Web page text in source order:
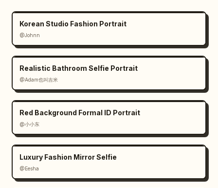
Korean Studio Fashion Portrait
@Johnn
Realistic Bathroom Selfie Portrait
@Adam也叫吉米
Red Background Formal ID Portrait
@小小东
Luxury Fashion Mirror Selfie
@Eesha